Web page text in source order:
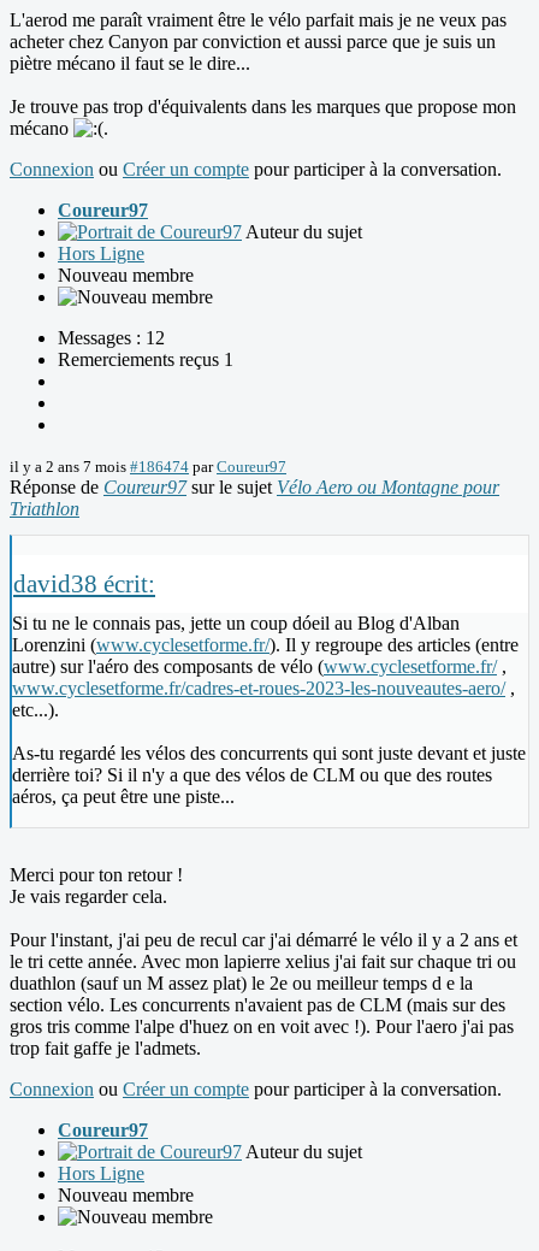
L'aerod me paraît vraiment être le vélo parfait mais je ne veux pas
acheter chez Canyon par conviction et aussi parce que je suis un
piètre mécano il faut se le dire...
Je trouve pas trop d'équivalents dans les marques que propose mon
mécano
.
Connexion ou Créer un compte pour participer à la conversation.
Coureur97
Auteur du sujet
Hors Ligne
Nouveau membre
Messages : 12
Remerciements reçus 1
il y a 2 ans 7 mois #186474 parCoureur97
Réponse de Coureur97sur le sujet Vélo Aero ou Montagne pour
Triathlon
david38 écrit:
Si tu ne le connais pas, jette un coup dóeil au Blog d'Alban
Lorenzini (www.cyclesetforme.fr/). Il y regroupe des articles (entre
autre) sur l'aéro des composants de vélo (www.cyclesetforme.fr/,
www.cyclesetforme.fr/cadres-et-roues-2023-les-nouveautes-aero/,
etc...).
As-tu regardé les vélos des concurrents qui sont juste devant et juste
derrière toi? Si il n'y a que des vélos de CLM ou que des routes
aéros, ça peut être une piste...
Merci pour ton retour !
Je vais regarder cela.
Pour l'instant, j'ai peu de recul car j'ai démarré le vélo il y a 2 ans et
le tri cette année. Avec mon lapierre xelius j'ai fait sur chaque tri ou
duathlon (sauf un M assez plat) le 2e ou meilleur temps d e la
section vélo. Les concurrents n'avaient pas de CLM (mais sur des
gros tris comme l'alpe d'huez on en voit avec !). Pour l'aero j'ai pas
trop fait gaffe je l'admets.
Connexion ou Créer un compte pour participer à la conversation.
Coureur97
Auteur du sujet
Hors Ligne
Nouveau membre